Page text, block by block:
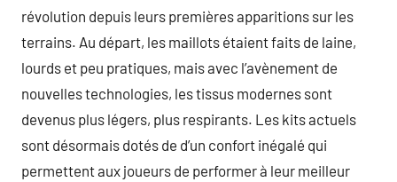
révolution depuis leurs premières apparitions sur les
terrains. Au départ, les maillots étaient faits de laine,
lourds et peu pratiques, mais avec l’avènement de
nouvelles technologies, les tissus modernes sont
devenus plus légers, plus respirants. Les kits actuels
sont désormais dotés de d’un confort inégalé qui
permettent aux joueurs de performer à leur meilleur